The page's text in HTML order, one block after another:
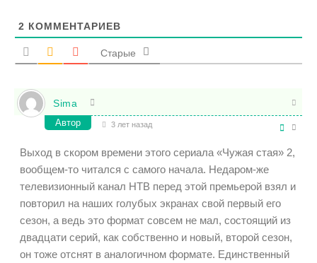
2 КОММЕНТАРИЕВ
Старые
Sima
Автор 3 лет назад
Выход в скором времени этого сериала «Чужая стая» 2,
вообщем-то читался с самого начала. Недаром-же
телевизионный канал НТВ перед этой премьерой взял и
повторил на наших голубых экранах свой первый его
сезон, а ведь это формат совсем не мал, состоящий из
двадцати серий, как собственно и новый, второй сезон,
он тоже отснят в аналогичном формате. Единственный